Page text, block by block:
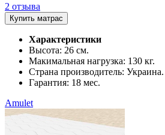
2 отзыва
Купить матрас
Характеристики
Высота: 26 см.
Макимальная нагрузка: 130 кг.
Страна производитель: Украина.
Гарантия: 18 мес.
Amulet